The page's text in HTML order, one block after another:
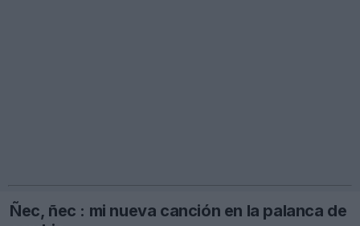
Ñec, ñec : mi nueva canción en la palanca de